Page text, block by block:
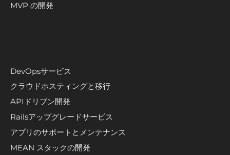
MVP の開発
DevOpsサービス
クラウドホスティングと移行
APIドリブン開発
Railsアップグレードサービス
アプリのサポートとメンテナンス
MEAN スタックの開発